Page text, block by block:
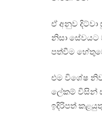
ඒ අනුව
නිසා
පත්වීම
එම විශේෂ
ලේකම් විසින්
ඉදිරිපත්